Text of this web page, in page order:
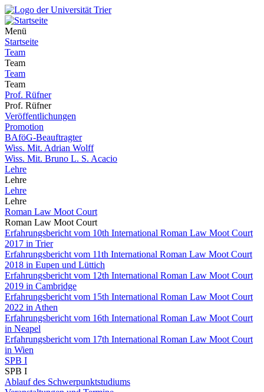
Menü
Startseite
Team
Team
Team
Team
Prof. Rüfner
Prof. Rüfner
Veröffentlichungen
Promotion
BAföG-Beauftragter
Wiss. Mit. Adrian Wolff
Wiss. Mit. Bruno L. S. Acacio
Lehre
Lehre
Lehre
Lehre
Roman Law Moot Court
Roman Law Moot Court
Erfahrungsbericht vom 10th International Roman Law Moot Court
2017 in Trier
Erfahrungsbericht vom 11th International Roman Law Moot Court
2018 in Eupen und Lüttich
Erfahrungsbericht vom 12th International Roman Law Moot Court
2019 in Cambridge
Erfahrungsbericht vom 15th International Roman Law Moot Court
2022 in Athen
Erfahrungsbericht vom 16th International Roman Law Moot Court
in Neapel
Erfahrungsbericht vom 17th International Roman Law Moot Court
in Wien
SPB I
SPB I
Ablauf des Schwerpunktstudiums